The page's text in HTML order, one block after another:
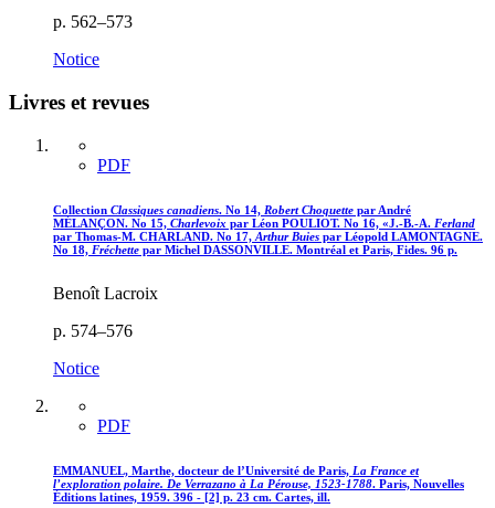
p. 562–573
Notice
Livres et revues
PDF
Collection Classiques canadiens. No 14, Robert Choquette par André
MÉLANÇON. No 15, Charlevoix par Léon POULIOT. No 16, «J.-B.-A. Ferland
par Thomas-M. CHARLAND. No 17, Arthur Buies par Léopold LAMONTAGNE.
No 18, Fréchette par Michel DASSONVILLE. Montréal et Paris, Fides. 96 p.
Benoît Lacroix
p. 574–576
Notice
PDF
EMMANUEL, Marthe, docteur de l’Université de Paris, La France et
l’exploration polaire. De Verrazano à La Pérouse, 1523-1788. Paris, Nouvelles
Éditions latines, 1959. 396 - [2] p. 23 cm. Cartes, ill.